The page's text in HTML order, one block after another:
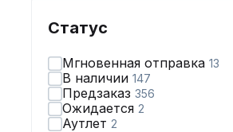
Статус
Мгновенная отправка 13
В наличии 147
Предзаказ 356
Ожидается 2
Аутлет 2